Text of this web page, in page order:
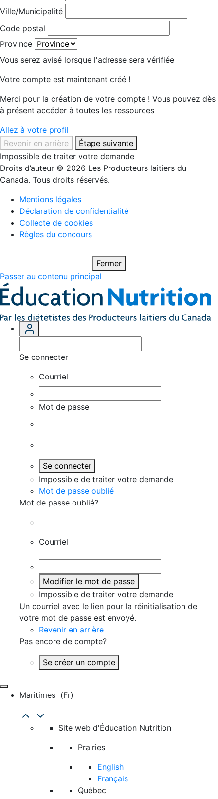
Ville/Municipalité
Code postal
Province
Vous serez avisé lorsque l'adresse sera vérifiée
Votre compte est maintenant créé !
Merci pour la création de votre compte ! Vous pouvez dès
à présent accéder à toutes les ressources
Allez à votre profil
Revenir en arrière
Étape suivante
Impossible de traiter votre demande
Droits d’auteur © 2026 Les Producteurs laitiers du
Canada. Tous droits réservés.
Mentions légales
Déclaration de confidentialité
Collecte de cookies
Règles du concours
Fermer
Passer au contenu principal
Se connecter
Courriel
Mot de passe
Se connecter
Impossible de traiter votre demande
Mot de passe oublié
Mot de passe oublié?
Courriel
Modifier le mot de passe
Impossible de traiter votre demande
Un courriel avec le lien pour la réinitialisation de
votre mot de passe est envoyé.
Revenir en arrière
Pas encore de compte?
Se créer un compte
Maritimes (fr)
Site web d'Éducation Nutrition
Prairies
English
Français
Québec